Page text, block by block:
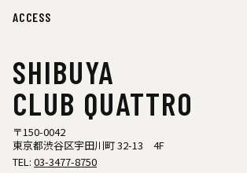
ACCESS
SHIBUYA
CLUB QUATTRO
〒150-0042
東京都渋谷区宇田川町 32-13 4F
TEL: 03-3477-8750